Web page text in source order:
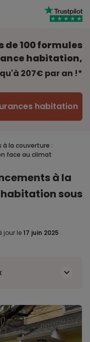
de 100 formules
habitation,
207€ par an !*
habitation
la couverture :
face au climat
à la
sous
jour le 17 juin 2025 .